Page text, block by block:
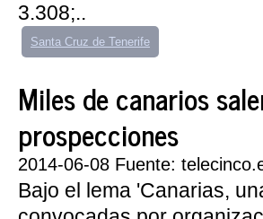
3.308;..
Santa Cruz de Tenerife
Miles de canarios
prospecciones
2014-06-08 Fuente:
Bajo el lema 'Canarias,